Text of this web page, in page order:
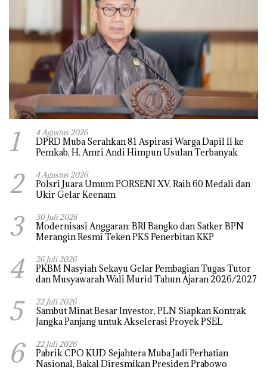
1 4 Agustus 2026
DPRD Muba Serahkan 81 Aspirasi Warga Dapil II ke
Pemkab, H. Amri Andi Himpun Usulan Terbanyak
2 4 Agustus 2026
Polsri Juara Umum PORSENI XV, Raih 60 Medali dan
Ukir Gelar Keenam
3 30 Juli 2026
Modernisasi Anggaran: BRI Bangko dan Satker BPN
Merangin Resmi Teken PKS Penerbitan KKP
4 26 Juli 2026
PKBM Nasyiah Sekayu Gelar Pembagian Tugas Tutor
dan Musyawarah Wali Murid Tahun Ajaran 2026/2027
5 22 Juli 2026
Sambut Minat Besar Investor, PLN Siapkan Kontrak
Jangka Panjang untuk Akselerasi Proyek PSEL
6 22 Juli 2026
Pabrik CPO KUD Sejahtera Muba Jadi Perhatian
Nasional, Bakal Diresmikan Presiden Prabowo